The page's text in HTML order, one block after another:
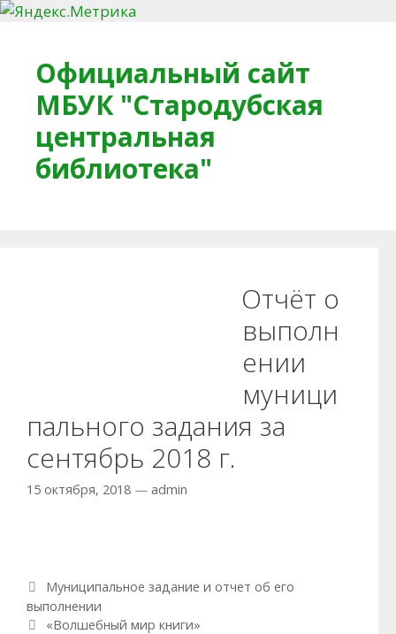
Официальный сайт
МБУК "Стародубская
центральная
библиотека"
Отчёт о
выполн
ении
муници
пального задания за
сентябрь 2018 г.
15 октября, 2018 — admin
Рубрики
Муниципальное задание и отчет об его
выполнении
Навигация по записям
«Волшебный мир книги»